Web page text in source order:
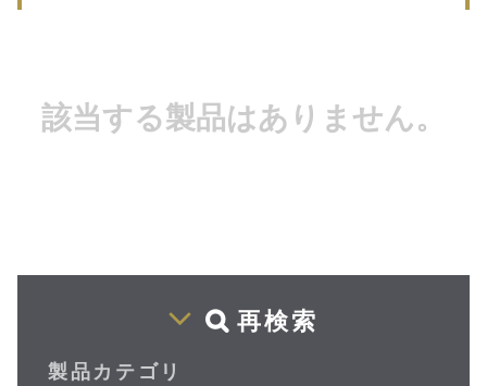
該当する製品はありません。
再検索
製品カテゴリ